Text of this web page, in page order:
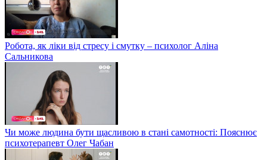
Робота, як ліки від стресу і смутку – психолог Аліна
Сальникова
Чи може людина бути щасливою в стані самотності: Пояснює
психотерапевт Олег Чабан